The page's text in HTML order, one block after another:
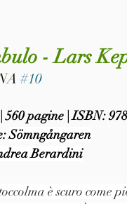
- Lars
#10
pagine | ISBN:
Sömngångaren
Berardini
è scuro come